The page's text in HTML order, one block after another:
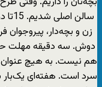
زن و بچه‌دار، پیروجوان
دوش. سه دقیقه مهلت
هم نیست. به هیچ عنوان
سرد است. هفته‌ای